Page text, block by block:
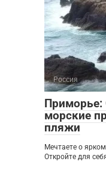
Россия
Приморье:
морские
пляжи
Мечтаете о
Откройте для